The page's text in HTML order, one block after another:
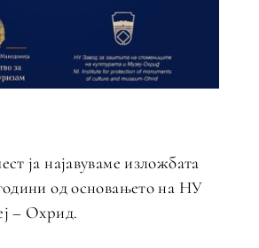
ја најавуваме изложбата
од основањето на НУ
– Охрид.